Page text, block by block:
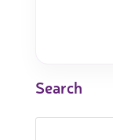
Search